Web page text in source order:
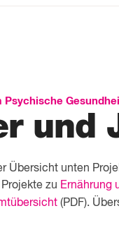
und
Übersicht unten
zu Ernährung
(PDF).